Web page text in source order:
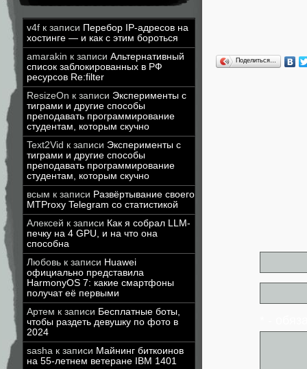
v4f к записи Перебор IP-адресов на
хостинге — и как с этим бороться
amarakin к записи Альтернативный
список заблокированных в РФ
ресурсов Re:filter
ResizeOn к записи Эксперименты с
тиграми и другие способы
преподавать программирование
студентам, которым скучно
Text2Vid к записи Эксперименты с
тиграми и другие способы
преподавать программирование
студентам, которым скучно
всым к записи Развёртывание своего
MTProxy Telegram со статистикой
Алексей к записи Как я собрал LLM-
печку на 4 GPU, и на что она
способна
Любовь к записи Huawei
официально представила
HarmonyOS 7: какие смартфоны
получат её первыми
Артем к записи Бесплатные боты,
чтобы раздеть девушку по фото в
2024
sasha к записи Майнинг биткоинов
на 55-летнем ветеране IBM 1401
Поделиться…